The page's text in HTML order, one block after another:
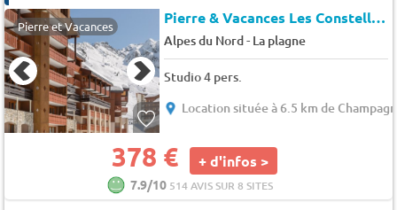
Pierre et Vacances Pierre & Vacances Les Constellations
Alpes du Nord- La plagne
Studio 4 pers.
Location située à 6.5 km de
378 € + d'infos >
7.9/10 514 AVIS SUR 8 SITES